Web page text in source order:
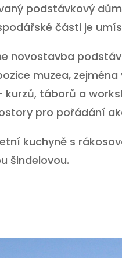
podstávkový dům
části je
novostavba
muzea,
kurzů, táborů a
pro pořádání
kuchyně s
šindelovou.